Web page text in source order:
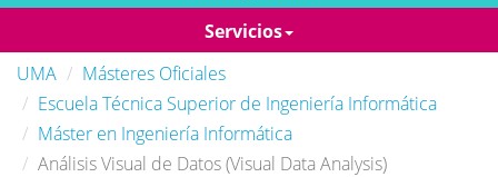
Servicios
UMA
Másteres Oficiales
Escuela Técnica Superior de Ingeniería Informática
Máster en Ingeniería Informática
Análisis Visual de Datos (Visual Data Analysis)